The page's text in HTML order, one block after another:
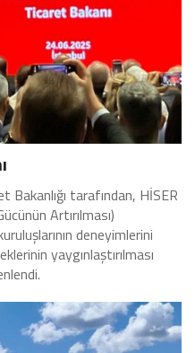
tarafından, HİSER
Artırılması)
deneyimlerini
yaygınlaştırılması